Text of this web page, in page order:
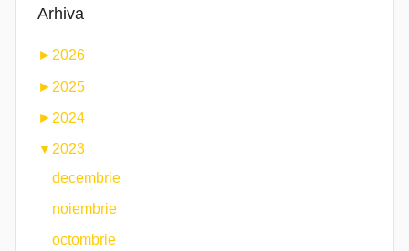
Arhiva
► 2026
► 2025
► 2024
▼ 2023
decembrie
noiembrie
octombrie